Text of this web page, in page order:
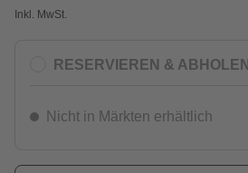
Inkl. MwSt.
RESERVIEREN & ABHOLEN
Nicht in Märkten erhältlich